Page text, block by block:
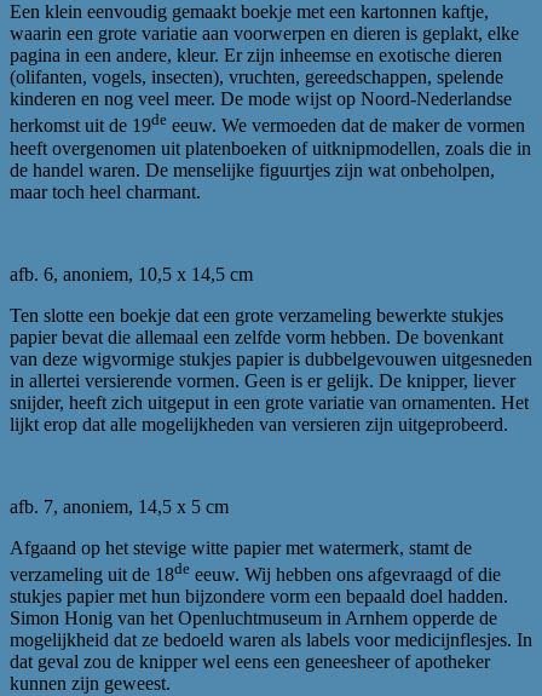
Een klein eenvoudig gemaakt boekje met een kartonnen kaftje,
waarin een grote variatie aan voorwerpen en dieren is geplakt, elke
pagina in een andere, kleur. Er zijn inheemse en exotische dieren
(olifanten, vogels, insecten), vruchten, gereedschappen, spelende
kinderen en nog veel meer. De mode wijst op Noord-Nederlandse
herkomst uit de 19de eeuw. We vermoeden dat de maker de vormen
heeft overgenomen uit platenboeken of uitknipmodellen, zoals die in
de handel waren. De menselijke figuurtjes zijn wat onbeholpen,
maar toch heel charmant.
afb. 6, anoniem, 10,5 x 14,5 cm
Ten slotte een boekje dat een grote verzameling bewerkte stukjes
papier bevat die allemaal een zelfde vorm hebben. De bovenkant
van deze wigvormige stukjes papier is dubbelgevouwen uitgesneden
in allertei versierende vormen. Geen is er gelijk. De knipper, liever
snijder, heeft zich uitgeput in een grote variatie van ornamenten. Het
lijkt erop dat alle mogelijkheden van versieren zijn uitgeprobeerd.
afb. 7, anoniem, 14,5 x 5 cm
Afgaand op het stevige witte papier met watermerk, stamt de
verzameling uit de 18de eeuw. Wij hebben ons afgevraagd of die
stukjes papier met hun bijzondere vorm een bepaald doel hadden.
Simon Honig van het Openluchtmuseum in Arnhem opperde de
mogelijkheid dat ze bedoeld waren als labels voor medicijnflesjes. In
dat geval zou de knipper wel eens een geneesheer of apotheker
kunnen zijn geweest.